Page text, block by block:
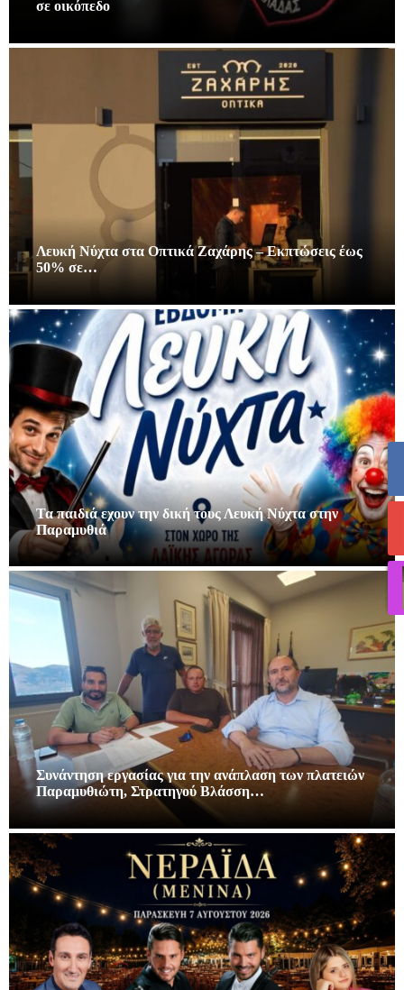
σε οικόπεδο
Λευκή Νύχτα στα Οπτικά Ζαχάρης – Εκπτώσεις έως
50% σε…
Τα παιδιά εχουν την δική τους Λευκή Νύχτα στην
Παραμυθιά
Συνάντηση εργασίας για την ανάπλαση των πλατειών
Παραμυθιώτη, Στρατηγού Βλάσση…